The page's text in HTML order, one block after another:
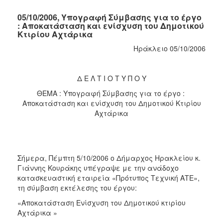
2022
2021
2017
2016
2011
2010
2006
05/10/2006, Υπογραφή Σύμβασης για το έργο
: Αποκατάσταση και ενίσχυση του Δημοτικού
Κτιρίου Αχτάρικα
Ηράκλειο 05/10/2006
Δ Ε Λ Τ Ι Ο Τ Υ Π Ο Υ
ΘΕΜΑ : Υπογραφή Σύμβασης για το έργο : 
Αποκατάσταση και ενίσχυση του Δημοτικού Κτιρίου
Αχτάρικα
Σήμερα, Πέμπτη 5/10/2006 ο Δήμαρχος Ηρακλείου κ.
Γιάννης Κουράκης υπέγραψε με την ανάδοχο
κατασκευαστική εταιρεία «Πρότυπος Τεχνική ΑΤΕ»,
τη σύμβαση εκτέλεσης του έργου:
«Αποκατάσταση Ενίσχυση του Δημοτικού κτιρίου
Αχτάρικα »